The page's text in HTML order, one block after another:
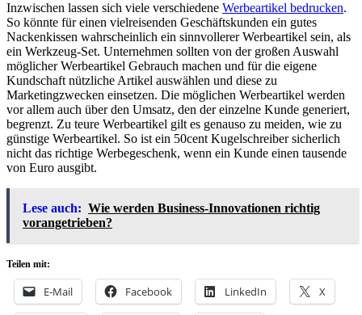
Inzwischen lassen sich viele verschiedene Werbeartikel bedrucken.
So könnte für einen vielreisenden Geschäftskunden ein gutes
Nackenkissen wahrscheinlich ein sinnvollerer Werbeartikel sein, als
ein Werkzeug-Set. Unternehmen sollten von der großen Auswahl
möglicher Werbeartikel Gebrauch machen und für die eigene
Kundschaft nützliche Artikel auswählen und diese zu
Marketingzwecken einsetzen. Die möglichen Werbeartikel werden
vor allem auch über den Umsatz, den der einzelne Kunde generiert,
begrenzt. Zu teure Werbeartikel gilt es genauso zu meiden, wie zu
günstige Werbeartikel. So ist ein 50cent Kugelschreiber sicherlich
nicht das richtige Werbegeschenk, wenn ein Kunde einen tausende
von Euro ausgibt.
Lese auch: Wie werden Business-Innovationen richtig
vorangetrieben?
Teilen mit:
E-Mail Facebook LinkedIn X